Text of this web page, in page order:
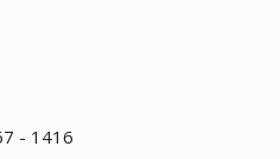
- 1416